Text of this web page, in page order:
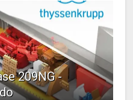
209NG -